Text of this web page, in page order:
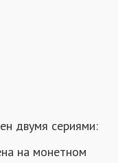
двумя сериями:
на монетном